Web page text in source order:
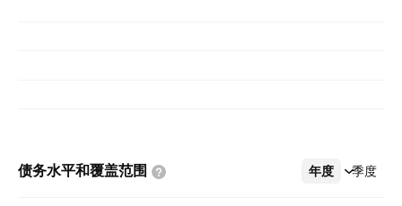
债务水平和覆盖范围 年度 季度
更多